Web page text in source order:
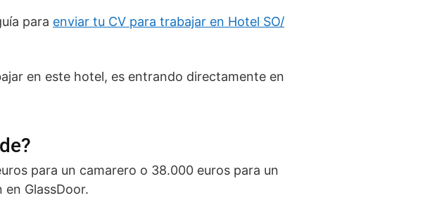
para enviar tu CV para trabajar en Hotel SO/
en este hotel, es entrando directamente en
para un camarero o 38.000 euros para un
GlassDoor.